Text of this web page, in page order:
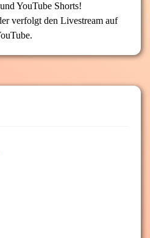
YouTube Shorts!
verfolgt den Livestream auf